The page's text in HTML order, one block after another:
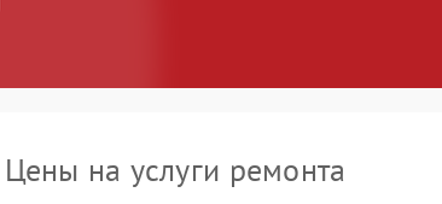
Цены на услуги ремонта